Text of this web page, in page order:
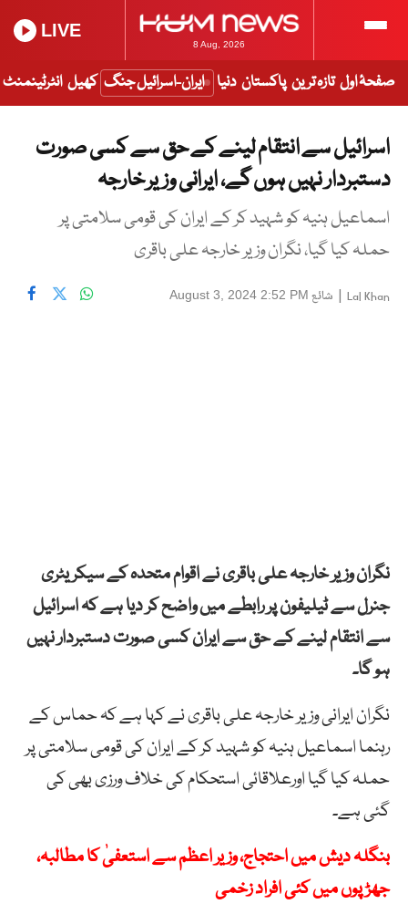
8 Aug, 2026
LIVE
صفحۂ اول تازہ ترین پاکستان دنیا ایران-اسرائیل جنگ کھیل انٹرٹینمنٹ
اسرائیل سے انتقام لینے کے حق سے کسی صورت
دستبردار نہیں ہوں گے، ایرانی وزیر خارجہ
اسماعیل ہنیہ کو شہید کر کے ایران کی قومی سلامتی پر
حملہ کیا گیا، نگران وزیر خارجہ علی باقری
Lal Khan
| شائع August 3, 2024 2:52 PM
نگران وزیر خارجہ علی باقری نے اقوام متحدہ کے سیکریٹری
جنرل سے ٹیلیفون پر رابطے میں واضح کر دیا ہے کہ اسرائیل
سے انتقام لینے کے حق سے ایران کسی صورت دستبردار نہیں
ہو گا۔
نگران ایرانی وزیر خارجہ علی باقری نے کہا ہے کہ حماس کے
رہنما اسماعیل ہنیہ کو شہید کر کے ایران کی قومی سلامتی پر
حملہ کیا گیا اورعلاقائی استحکام کی خلاف ورزی بھی کی
گئی ہے۔
بنگلہ دیش میں احتجاج، وزیر اعظم سے استعفیٰ کا مطالبہ،
جھڑپوں میں کئی افراد زخمی